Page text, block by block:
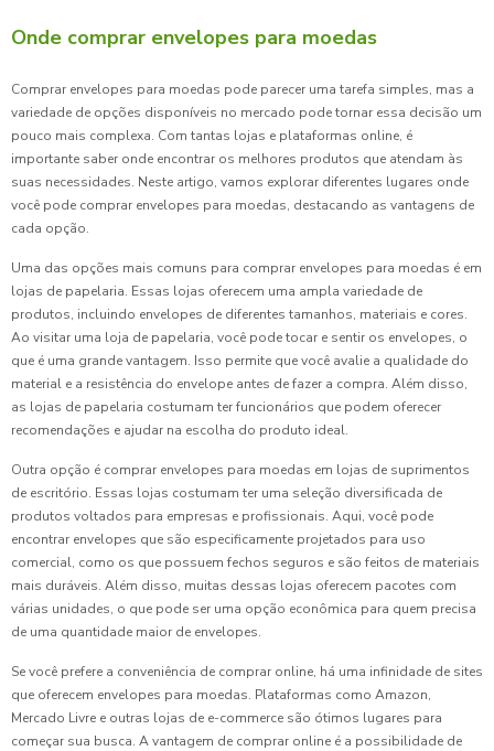
Onde comprar envelopes para moedas
Comprar envelopes para moedas pode parecer uma tarefa simples, mas a
variedade de opções disponíveis no mercado pode tornar essa decisão um
pouco mais complexa. Com tantas lojas e plataformas online, é
importante saber onde encontrar os melhores produtos que atendam às
suas necessidades. Neste artigo, vamos explorar diferentes lugares onde
você pode comprar envelopes para moedas, destacando as vantagens de
cada opção.
Uma das opções mais comuns para comprar envelopes para moedas é em
lojas de papelaria. Essas lojas oferecem uma ampla variedade de
produtos, incluindo envelopes de diferentes tamanhos, materiais e cores.
Ao visitar uma loja de papelaria, você pode tocar e sentir os envelopes, o
que é uma grande vantagem. Isso permite que você avalie a qualidade do
material e a resistência do envelope antes de fazer a compra. Além disso,
as lojas de papelaria costumam ter funcionários que podem oferecer
recomendações e ajudar na escolha do produto ideal.
Outra opção é comprar envelopes para moedas em lojas de suprimentos
de escritório. Essas lojas costumam ter uma seleção diversificada de
produtos voltados para empresas e profissionais. Aqui, você pode
encontrar envelopes que são especificamente projetados para uso
comercial, como os que possuem fechos seguros e são feitos de materiais
mais duráveis. Além disso, muitas dessas lojas oferecem pacotes com
várias unidades, o que pode ser uma opção econômica para quem precisa
de uma quantidade maior de envelopes.
Se você prefere a conveniência de comprar online, há uma infinidade de sites
que oferecem envelopes para moedas. Plataformas como Amazon,
Mercado Livre e outras lojas de e-commerce são ótimos lugares para
começar sua busca. A vantagem de comprar online é a possibilidade de